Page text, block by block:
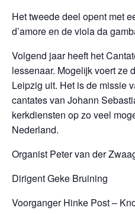
Het tweede deel opent met
d’amore en de viola da
Volgend jaar heeft het
lessenaar. Mogelijk voert ze
Leipzig uit. Het is de missie
cantates van Johann
kerkdiensten op zo veel
Nederland.
Organist Peter van der
Dirigent Geke Bruining
Voorganger Hinke Post –